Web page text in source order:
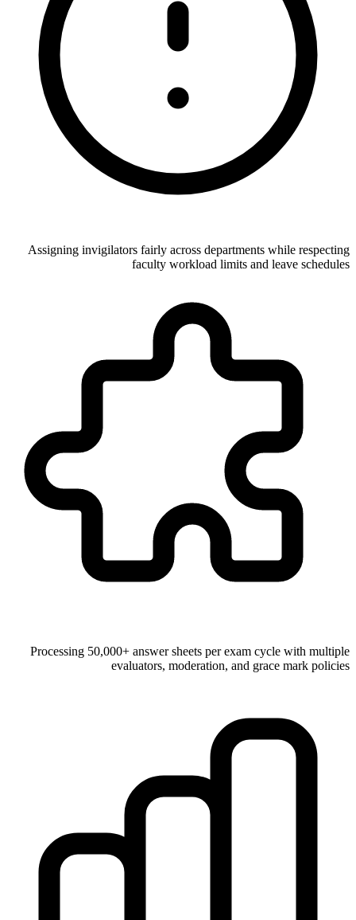
Assigning invigilators fairly across departments while respecting
faculty workload limits and leave schedules
Processing 50,000+ answer sheets per exam cycle with multiple
evaluators, moderation, and grace mark policies